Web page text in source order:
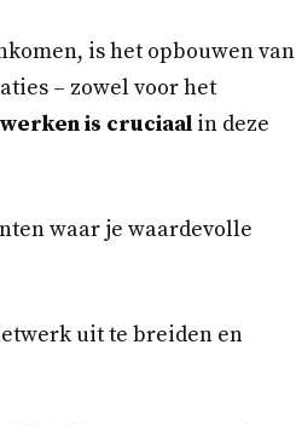
is het opbouwen van
– zowel voor het
is cruciaal in deze
waar je waardevolle
uit te breiden en